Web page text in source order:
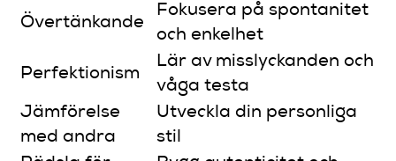
Övertänkande
Fokusera på spontanitet
och enkelhet
Perfektionism
Lär av misslyckanden och
våga testa
Jämförelse
med andra
Utveckla din personliga
stil